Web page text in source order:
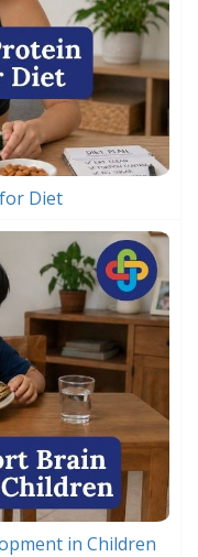
Diet
in Children